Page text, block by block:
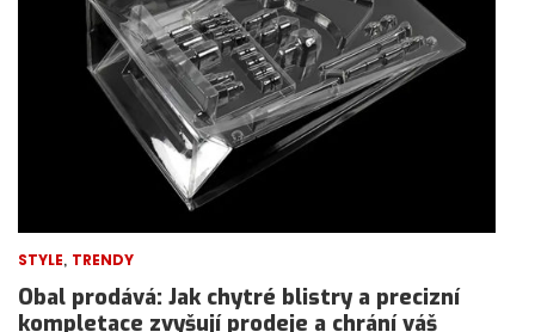
STYLE, TRENDY
Obal prodává: Jak chytré blistry a precizní
kompletace zvyšují prodeje a chrání váš